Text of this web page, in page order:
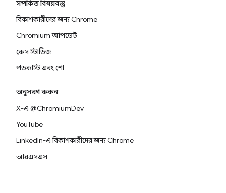
সম্পর্কিত বিষয়বস্তু
বিকাশকারীদের জন্য Chrome
Chromium আপডেট
কেস স্টাডিজ
পডকাস্ট এবং শো
অনুসরণ করুন
X-এ @ChromiumDev
YouTube
LinkedIn-এ বিকাশকারীদের জন্য Chrome
আরএসএস